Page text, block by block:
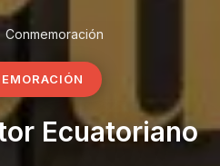
Conmemoración
Ecuatoriano